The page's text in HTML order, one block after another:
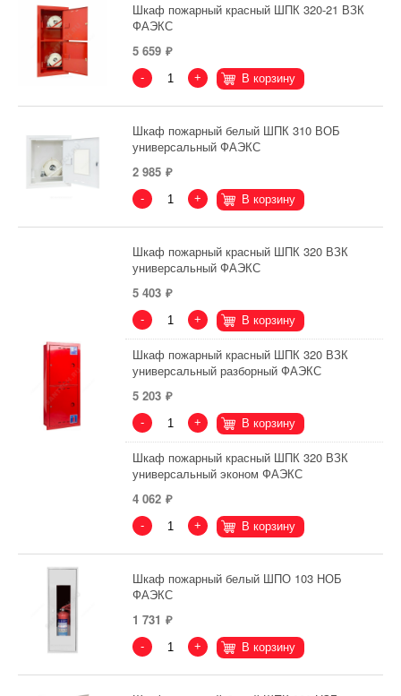
Шкаф пожарный красный ШПК 320-21 ВЗК
ФАЭКС
5 659
- + В корзину
Шкаф пожарный белый ШПК 310 ВОБ
универсальный ФАЭКС
2 985
- + В корзину
Шкаф пожарный красный ШПК 320 ВЗК
универсальный ФАЭКС
5 403
- + В корзину
Шкаф пожарный красный ШПК 320 ВЗК
универсальный разборный ФАЭКС
5 203
- + В корзину
Шкаф пожарный красный ШПК 320 ВЗК
универсальный эконом ФАЭКС
4 062
- + В корзину
Шкаф пожарный белый ШПО 103 НОБ
ФАЭКС
1 731
- + В корзину